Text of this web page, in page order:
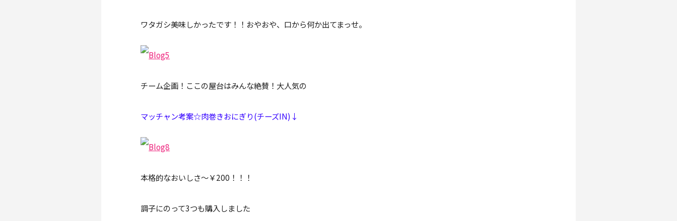
ワタガシ美味しかったです！！おやおや、口から何か出てまっせ。
チーム企画！ここの屋台はみんな絶賛！大人気の
マッチャン考案☆肉巻きおにぎり(チーズIN)↓
本格的なおいしさ～￥200！！！
調子にのって3つも購入しました